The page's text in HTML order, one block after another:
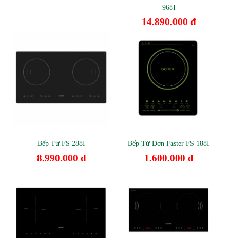
968I
14.890.000 đ
Bếp Từ FS 288I
8.990.000 đ
Bếp Từ Đơn Faster FS 188I
1.600.000 đ